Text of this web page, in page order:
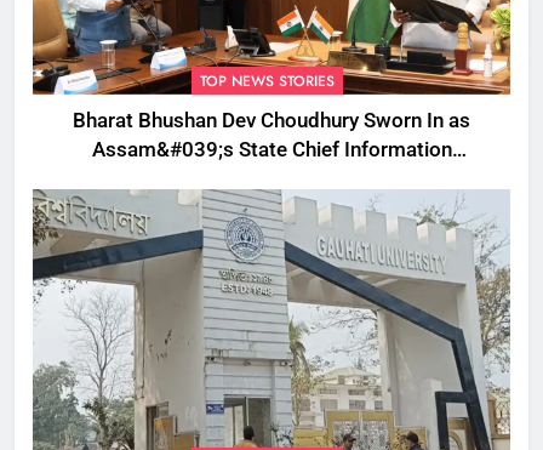
TOP NEWS STORIES
Bharat Bhushan Dev Choudhury Sworn In as
Assam&#039;s State Chief Information